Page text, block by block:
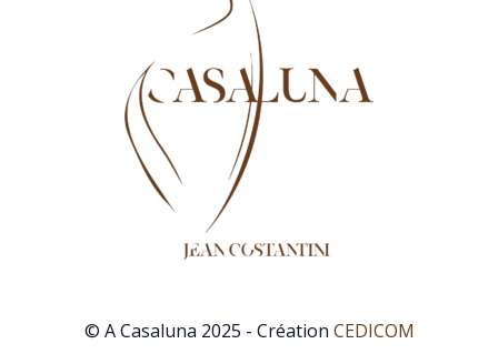
© A Casaluna 2025 - Création CEDICOM